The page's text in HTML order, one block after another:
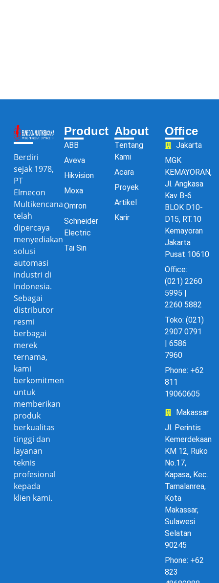
Berdiri
sejak 1978,
PT
Elmecon
Multikencana
telah
dipercaya
menyediakan
solusi
automasi
industri di
Indonesia.
Sebagai
distributor
resmi
berbagai
merek
ternama,
kami
berkomitmen
untuk
memberikan
produk
berkualitas
tinggi dan
layanan
teknis
profesional
kepada
klien kami.
Product
ABB
Aveva
Hikvision
Moxa
Omron
Schneider
Electric
Tai Sin
About
Tentang
Kami
Acara
Proyek
Artikel
Karir
Office
Jakarta
MGK
KEMAYORAN,
Jl. Angkasa
Kav B-6
BLOK D10-
D15, RT.10
Kemayoran
Jakarta
Pusat 10610
Office:
(021) 2260
5995 |
2260 5882
Toko: (021)
2907 0791
| 6586
7960
Phone: +62
811
19060605
Makassar
Jl. Perintis
Kemerdekaan
KM 12, Ruko
No.17,
Kapasa, Kec.
Tamalanrea,
Kota
Makassar,
Sulawesi
Selatan
90245
Phone: +62
823